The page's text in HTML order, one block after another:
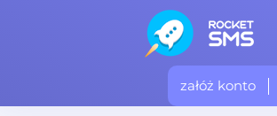
załóż konto